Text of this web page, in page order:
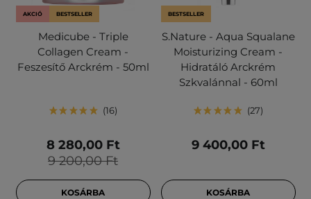
AKCIÓ BESTSELLER
Medicube - Triple
Collagen Cream -
Feszesítő Arckrém - 50ml
16
9 200,00 Ft
8 280,00 Ft
KOSÁRBA
BESTSELLER
S.Nature - Aqua Squalane
Moisturizing Cream -
Hidratáló Arckrém
Szkvalánnal - 60ml
27
9 400,00 Ft
KOSÁRBA